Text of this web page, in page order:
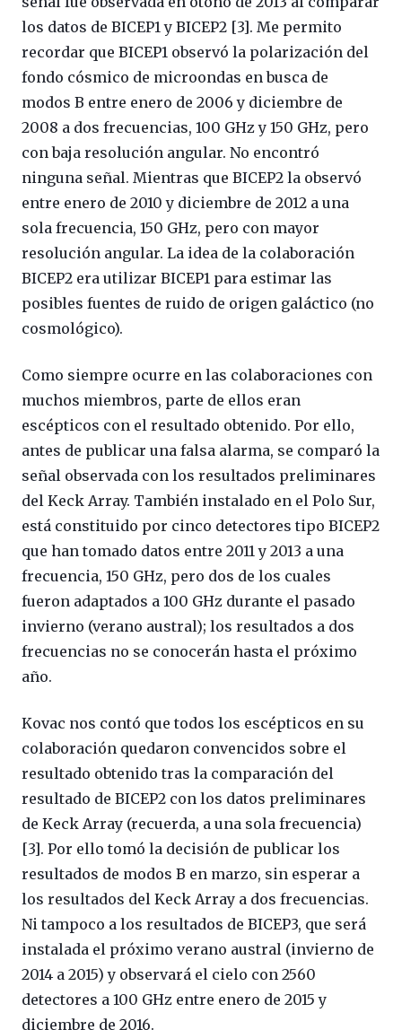
los datos de BICEP1 y BICEP2 [3]. Me permito
recordar que BICEP1 observó la polarización del
fondo cósmico de microondas en busca de
modos B entre enero de 2006 y diciembre de
2008 a dos frecuencias, 100 GHz y 150 GHz, pero
con baja resolución angular. No encontró
ninguna señal. Mientras que BICEP2 la observó
entre enero de 2010 y diciembre de 2012 a una
sola frecuencia, 150 GHz, pero con mayor
resolución angular. La idea de la colaboración
BICEP2 era utilizar BICEP1 para estimar las
posibles fuentes de ruido de origen galáctico (no
cosmológico).
Como siempre ocurre en las colaboraciones con
muchos miembros, parte de ellos eran
escépticos con el resultado obtenido. Por ello,
antes de publicar una falsa alarma, se comparó la
señal observada con los resultados preliminares
del Keck Array. También instalado en el Polo Sur,
está constituido por cinco detectores tipo BICEP2
que han tomado datos entre 2011 y 2013 a una
frecuencia, 150 GHz, pero dos de los cuales
fueron adaptados a 100 GHz durante el pasado
invierno (verano austral); los resultados a dos
frecuencias no se conocerán hasta el próximo
año.
Kovac nos contó que todos los escépticos en su
colaboración quedaron convencidos sobre el
resultado obtenido tras la comparación del
resultado de BICEP2 con los datos preliminares
de Keck Array (recuerda, a una sola frecuencia)
[3]. Por ello tomó la decisión de publicar los
resultados de modos B en marzo, sin esperar a
los resultados del Keck Array a dos frecuencias.
Ni tampoco a los resultados de BICEP3, que será
instalada el próximo verano austral (invierno de
2014 a 2015) y observará el cielo con 2560
detectores a 100 GHz entre enero de 2015 y
diciembre de 2016.